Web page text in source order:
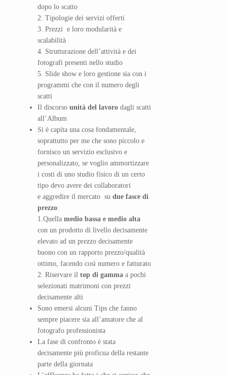
dopo lo scatto
2. Tipologie dei servizi offerti
3. Prezzi e loro modularità e
scalabilità
4. Strutturazione dell’attività e dei
fotografi presenti nello studio
5. Slide show e loro gestione sia con i
programmi che con il numero degli
scatti
Il discorso unità del lavoro dagli scatti
all’Album
Si è capita una cosa fondamentale,
soprattutto per me che sono piccolo e
fornisco un servizio esclusivo e
personalizzato, se voglio ammortizzare
i costi di uno studio fisico di un certo
tipo devo avere dei collaboratori
e aggredire il mercato su due fasce di
prezzo:
1.Quella medio bassa e medio alta
con un prodotto di livello decisamente
elevato ad un prezzo decisamente
buono con un rapporto prezzo/qualità
ottimo, facendo così numero e fatturato
2. Riservare il top di gamma a pochi
selezionati matrimoni con prezzi
decisamente alti
Sono emersi alcuni Tips che fanno
sempre piacere sia all’amatore che al
fotografo professionista
La fase di confronto è stata
decisamente più proficua della restante
parte della giornata